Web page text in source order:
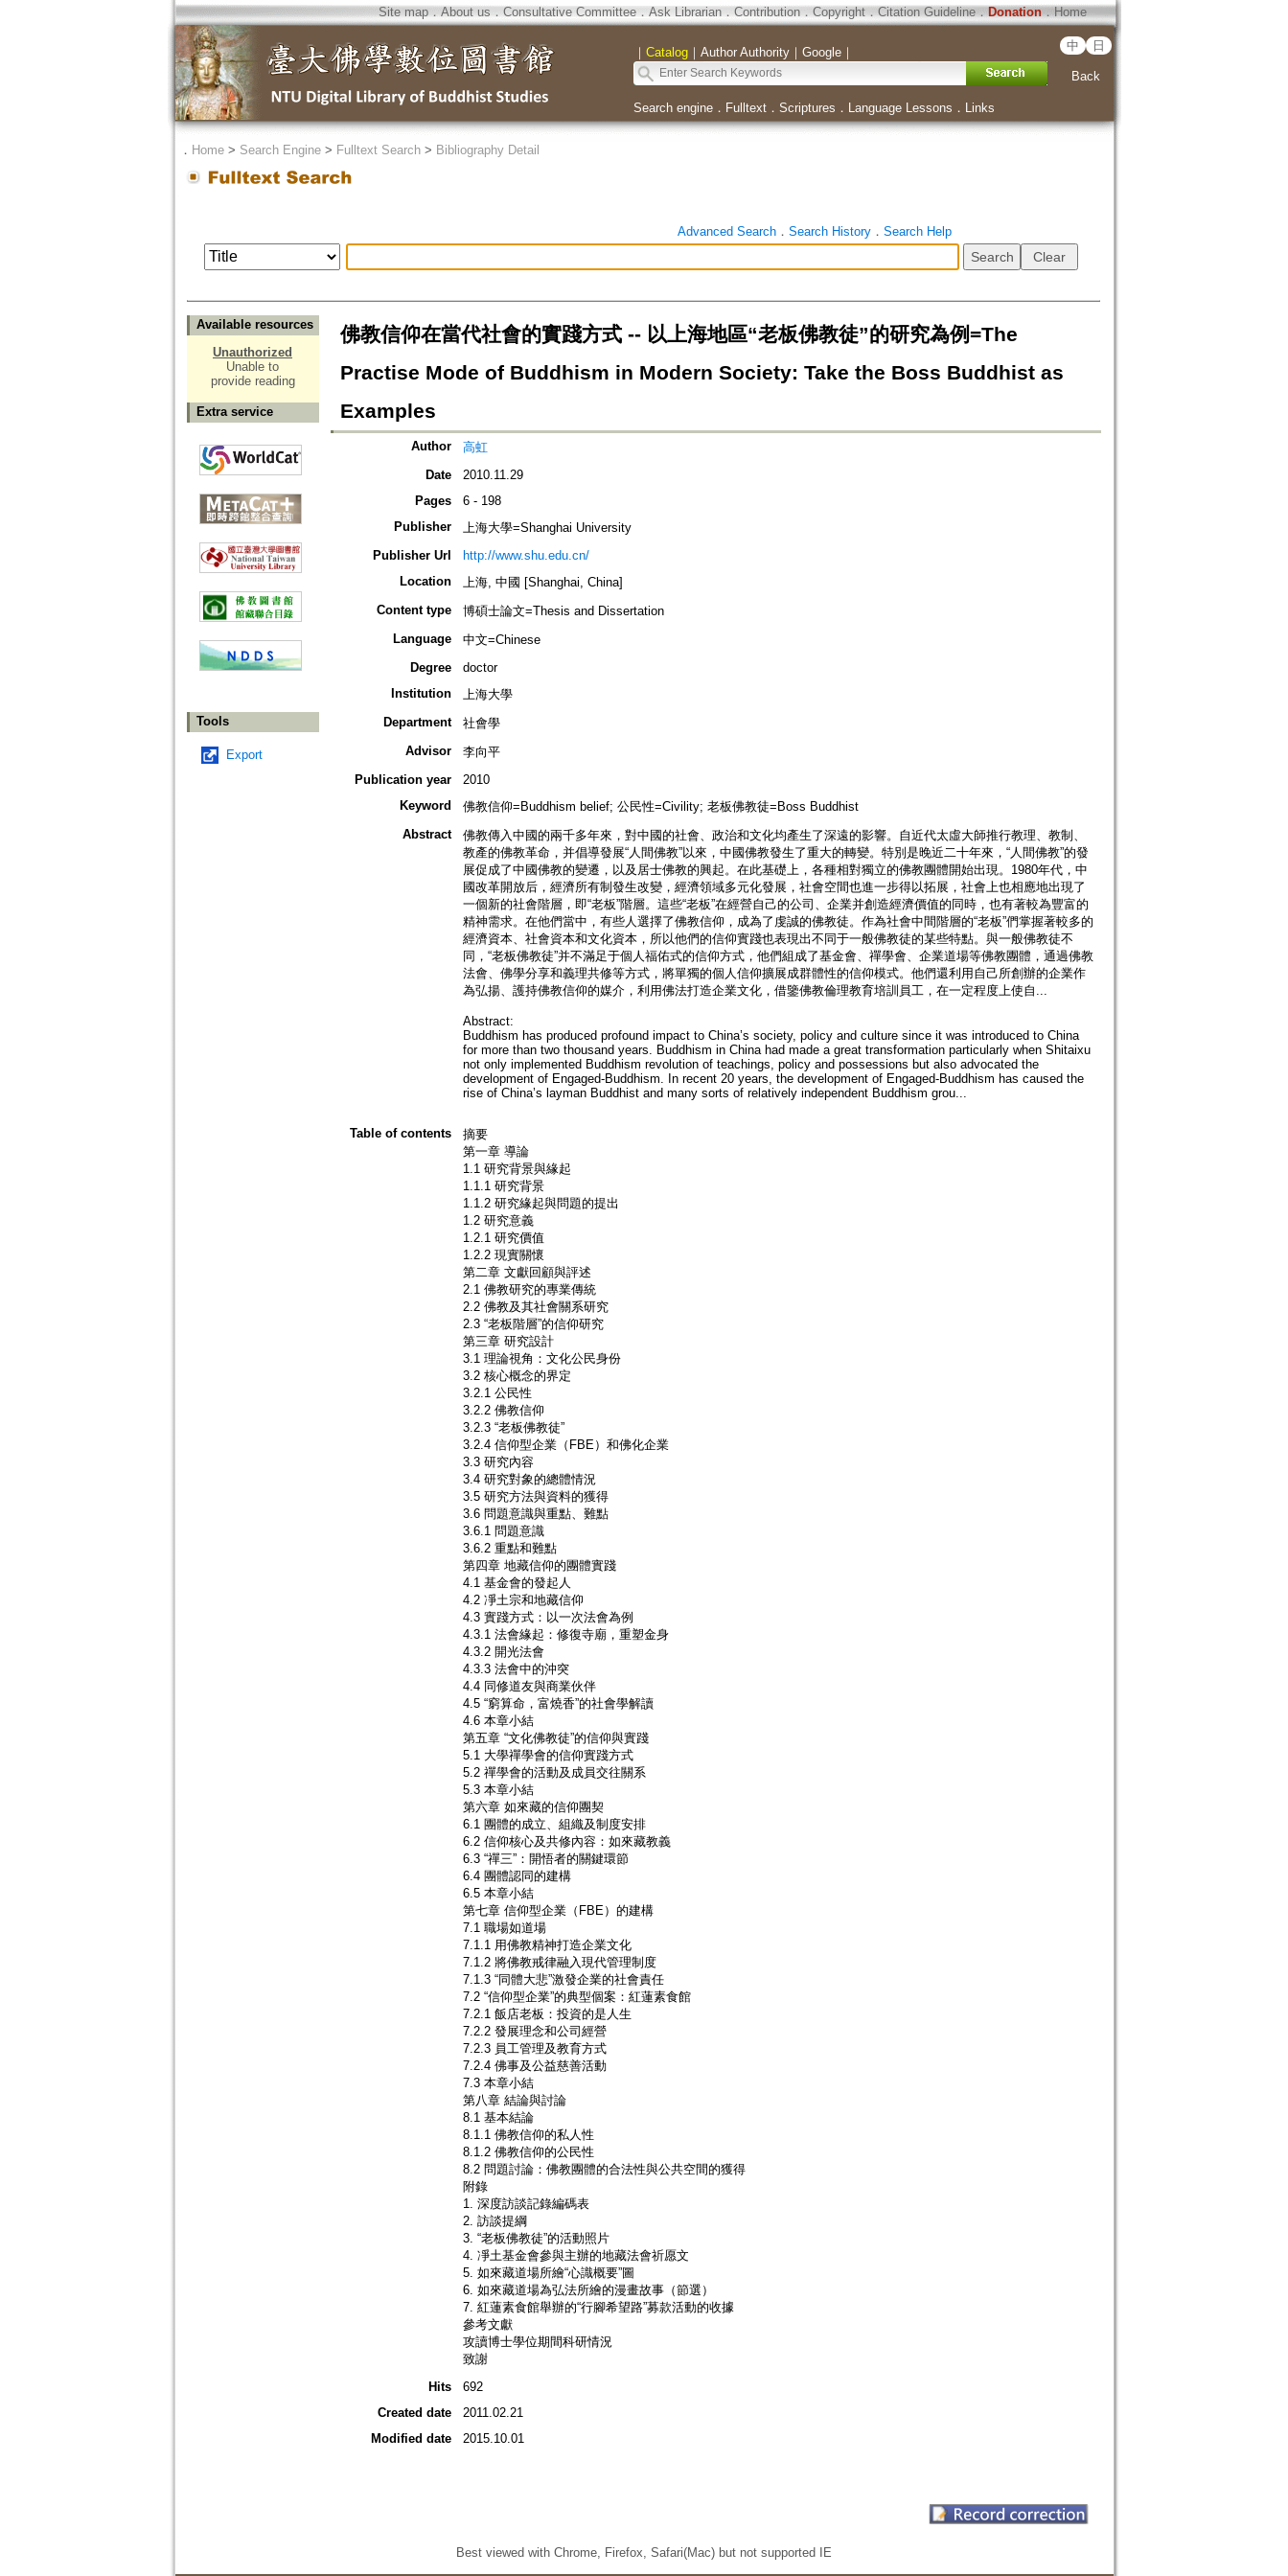
Site map．About us ． Consultative Committee． Ask Librarian． Contribution．Copyright．Citation Guideline． Donation．Home
｜ Catalog｜ Author Authority｜ Google｜ 中 日
Back
Search engine． Fulltext． Scriptures ． Language Lessons ． Links
． Home> Search Engine> Fulltext Search> Bibliography Detail
Advanced Search． Search History． Search Help
Available resources
Unauthorized
Unable to
provide reading
Extra service
Tools
Export
佛教信仰在當代社會的實踐方式 -- 以上海地區“老板佛教徒”的研究為例=The
Practise Mode of Buddhism in Modern Society: Take the Boss Buddhist as
Examples
Author
高虹
Date
2010.11.29
Pages
6 - 198
Publisher
上海大學=Shanghai University
Publisher Url
http://www.shu.edu.cn/
Location
上海, 中國 [Shanghai, China]
Content type
博碩士論文=Thesis and Dissertation
Language
中文=Chinese
Degree
doctor
Institution
上海大學
Department
社會學
Advisor
李向平
Publication year
2010
Keyword
佛教信仰=Buddhism belief; 公民性=Civility; 老板佛教徒=Boss Buddhist
Abstract
佛教傳入中國的兩千多年來，對中國的社會、政治和文化均產生了深遠的影響。自近代太虛大師推行教理、教制、
教產的佛教革命，并倡導發展“人間佛教”以來，中國佛教發生了重大的轉變。特別是晚近二十年來，“人間佛教”的發
展促成了中國佛教的變遷，以及居士佛教的興起。在此基礎上，各種相對獨立的佛教團體開始出現。1980年代，中
國改革開放后，經濟所有制發生改變，經濟領域多元化發展，社會空間也進一步得以拓展，社會上也相應地出現了
一個新的社會階層，即“老板”階層。這些“老板”在經營自己的公司、企業并創造經濟價值的同時，也有著較為豐富的
精神需求。在他們當中，有些人選擇了佛教信仰，成為了虔誠的佛教徒。作為社會中間階層的“老板”們掌握著較多的
經濟資本、社會資本和文化資本，所以他們的信仰實踐也表現出不同于一般佛教徒的某些特點。與一般佛教徒不
同，“老板佛教徒”并不滿足于個人福佑式的信仰方式，他們組成了基金會、禪學會、企業道場等佛教團體，通過佛教
法會、佛學分享和義理共修等方式，將單獨的個人信仰擴展成群體性的信仰模式。他們還利用自己所創辦的企業作
為弘揚、護持佛教信仰的媒介，利用佛法打造企業文化，借鑒佛教倫理教育培訓員工，在一定程度上使自...
Abstract:
Buddhism has produced profound impact to China’s society, policy and culture since it was introduced to China
for more than two thousand years. Buddhism in China had made a great transformation particularly when Shitaixu
not only implemented Buddhism revolution of teachings, policy and possessions but also advocated the
development of Engaged-Buddhism. In recent 20 years, the development of Engaged-Buddhism has caused the
rise of China’s layman Buddhist and many sorts of relatively independent Buddhism grou...
Table of contents
摘要
第一章 導論
1.1 研究背景與緣起
1.1.1 研究背景
1.1.2 研究緣起與問題的提出
1.2 研究意義
1.2.1 研究價值
1.2.2 現實關懷
第二章 文獻回顧與評述
2.1 佛教研究的專業傳統
2.2 佛教及其社會關系研究
2.3 “老板階層”的信仰研究
第三章 研究設計
3.1 理論視角：文化公民身份
3.2 核心概念的界定
3.2.1 公民性
3.2.2 佛教信仰
3.2.3 “老板佛教徒”
3.2.4 信仰型企業（FBE）和佛化企業
3.3 研究內容
3.4 研究對象的總體情況
3.5 研究方法與資料的獲得
3.6 問題意識與重點、難點
3.6.1 問題意識
3.6.2 重點和難點
第四章 地藏信仰的團體實踐
4.1 基金會的發起人
4.2 凈土宗和地藏信仰
4.3 實踐方式：以一次法會為例
4.3.1 法會緣起：修復寺廟，重塑金身
4.3.2 開光法會
4.3.3 法會中的沖突
4.4 同修道友與商業伙伴
4.5 “窮算命，富燒香”的社會學解讀
4.6 本章小結
第五章 “文化佛教徒”的信仰與實踐
5.1 大學禪學會的信仰實踐方式
5.2 禪學會的活動及成員交往關系
5.3 本章小結
第六章 如來藏的信仰團契
6.1 團體的成立、組織及制度安排
6.2 信仰核心及共修內容：如來藏教義
6.3 “禪三”：開悟者的關鍵環節
6.4 團體認同的建構
6.5 本章小結
第七章 信仰型企業（FBE）的建構
7.1 職場如道場
7.1.1 用佛教精神打造企業文化
7.1.2 將佛教戒律融入現代管理制度
7.1.3 “同體大悲”激發企業的社會責任
7.2 “信仰型企業”的典型個案：紅蓮素食館
7.2.1 飯店老板：投資的是人生
7.2.2 發展理念和公司經營
7.2.3 員工管理及教育方式
7.2.4 佛事及公益慈善活動
7.3 本章小結
第八章 結論與討論
8.1 基本結論
8.1.1 佛教信仰的私人性
8.1.2 佛教信仰的公民性
8.2 問題討論：佛教團體的合法性與公共空間的獲得
附錄
1. 深度訪談記錄編碼表
2. 訪談提綱
3. “老板佛教徒”的活動照片
4. 凈土基金會參與主辦的地藏法會祈愿文
5. 如來藏道場所繪“心識概要”圖
6. 如來藏道場為弘法所繪的漫畫故事（節選）
7. 紅蓮素食館舉辦的“行腳希望路”募款活動的收據
參考文獻
攻讀博士學位期間科研情況
致謝
Hits
692
Created date
2011.02.21
Modified date
2015.10.01
Best viewed with Chrome, Firefox, Safari(Mac) but not supported IE